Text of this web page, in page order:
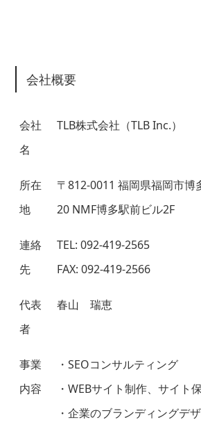
会社概要
会社
名
TLB株式会社（TLB Inc.）
所在
地
〒812-0011 福岡県福岡市博
20 NMF博多駅前ビル2F
連絡
先
TEL: 092-419-2565
FAX: 092-419-2566
代表
者
春山 瑞恵
事業
内容
・SEOコンサルティング
・WEBサイト制作、サイト
・企業のブランディングデ